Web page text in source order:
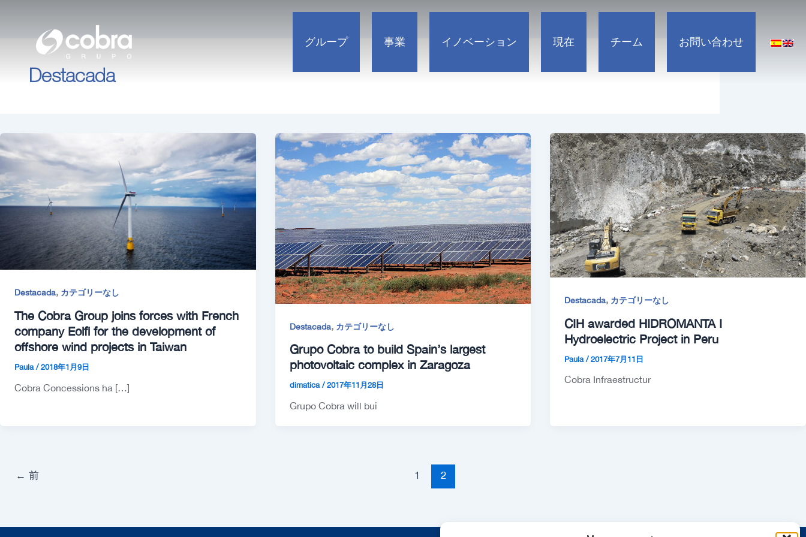
グループ 事業
通信
機械据付
コントロール・システム
インフラ管理
石油およびガス
環境
イノベーション 現在 チーム お問い合わせ
Destacada
Destacada, カテゴリーなし
The Cobra Group joins forces with French
company Eolfi for the development of
offshore wind projects in Taiwan
Paula/ 2018年1月9日
Cobra Concessions ha […]
Destacada, カテゴリーなし
Grupo Cobra to build Spain’s largest
photovoltaic complex in Zaragoza
dimatica/ 2017年11月28日
Grupo Cobra will bui
Destacada, カテゴリーなし
CIH awarded HIDROMANTA I
Hydroelectric Project in Peru
Paula/2017年7月11日
Cobra Infraestructur
← 前 1 2